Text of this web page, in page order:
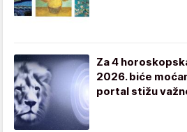
Za 4
2026. biće
portal stižu